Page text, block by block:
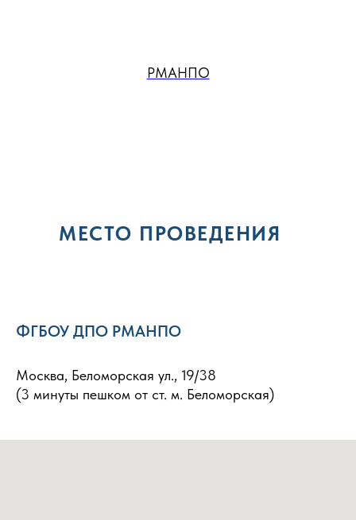
РМАНПО
МЕСТО ПРОВЕДЕНИЯ
ФГБОУ ДПО РМАНПО
Москва, Беломорская ул., 19/38
(3 минуты пешком от ст. м. Беломорская)